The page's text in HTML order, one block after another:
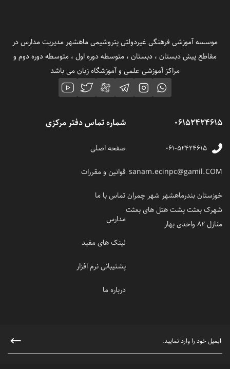
06152424615
۰۶۱-۵۲۴۲۴۶۱۵
sanam.ecinpc@gamil.COM
خوزستان بندرماهشهر شهر چمران
شهرک بعثت پشت هتل های بعثت
منازل 82 واحدی بهار
موسسه آموزشی فرهنگی غیردولتی پتروشیمی ماهشهر مدیریت مدارس در
مقاطع پیش دبستان ، دبستان ، متوسطه دوره اول ، متوسطه دوره دوم و
مراکز آموزشی علمی و آموزشگاه زبان می باشد
شماره تماس دفتر مرکزی
صفحه اصلی
قوانین و مقررات
تماس با ما
مدارس
لینک های مفید
پشتیبانی نرم افزار
درباره ما